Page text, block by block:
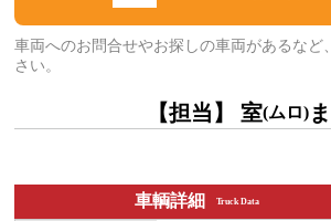
車両へのお問合せやお探しの車両があるなど
さい。
【担当】 室(ムロ)
車輌詳細 Truck Data